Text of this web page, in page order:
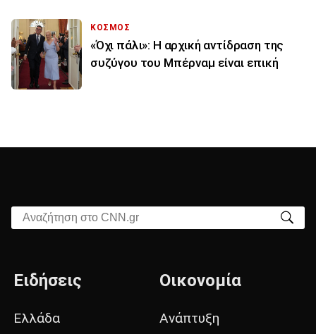
ΚΟΣΜΟΣ
«Όχι πάλι»: Η αρχική αντίδραση της
συζύγου του Μπέρναμ είναι επική
Αναζήτηση στο CNN.gr
Ειδήσεις
Ελλάδα
Οικονομία
Ανάπτυξη